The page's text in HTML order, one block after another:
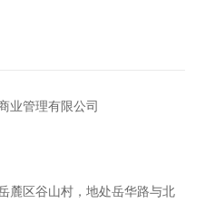
业管理有限公司
麓区谷山村，地处岳华路与北